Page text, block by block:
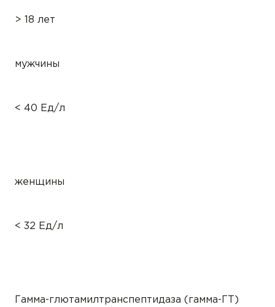
> 18 лет
мужчины
< 40 Ед/л
женщины
< 32 Ед/л
Гамма-глютамилтранспептидаза (гамма-ГТ)